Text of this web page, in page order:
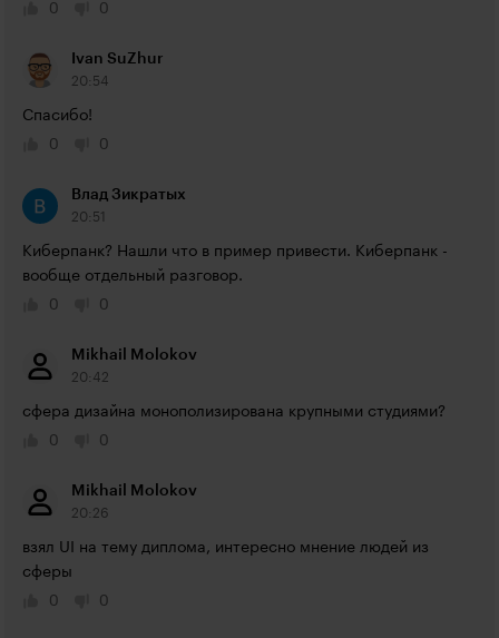
0
0
Ivan SuZhur
20:54
Спасибо!
0
0
Влад Зикратых
20:51
Киберпанк? Нашли что в пример привести. Киберпанк -
вообще отдельный разговор.
0
0
Mikhail Molokov
20:42
сфера дизайна монополизирована крупными студиями?
0
0
Mikhail Molokov
20:26
взял UI на тему диплома, интересно мнение людей из
сферы
0
0